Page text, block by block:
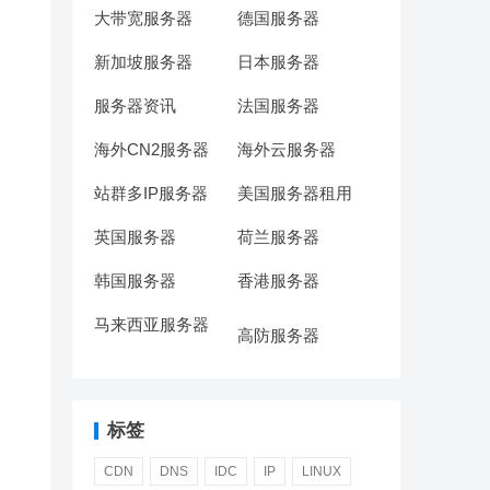
大带宽服务器 德国服务器
新加坡服务器 日本服务器
服务器资讯 法国服务器
海外CN2服务器 海外云服务器
站群多IP服务器 美国服务器租用
英国服务器 荷兰服务器
韩国服务器 香港服务器
马来西亚服务器
高防服务器
标签
CDN DNS IDC IP LINUX